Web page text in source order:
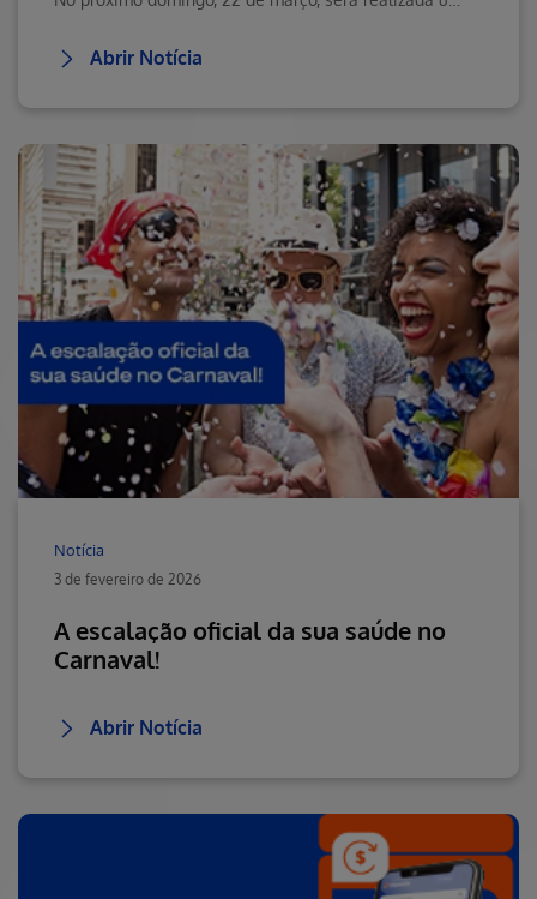
Abrir Notícia
Notícia
3 de fevereiro de 2026
A escalação oficial da sua saúde no
Carnaval!
Abrir Notícia